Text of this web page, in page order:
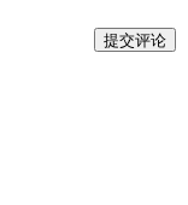
提交评论